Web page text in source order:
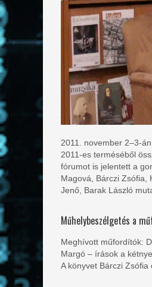
2011. november 2–3-
2011-es terméséből
fórumot is jelentett a
Magová, Bárczi Zsófia,
Jenő, Barak László
Műhelybeszélgetés a
Meghívott műfordítók:
Margó – írások a
A könyvet Bárczi Zsófia